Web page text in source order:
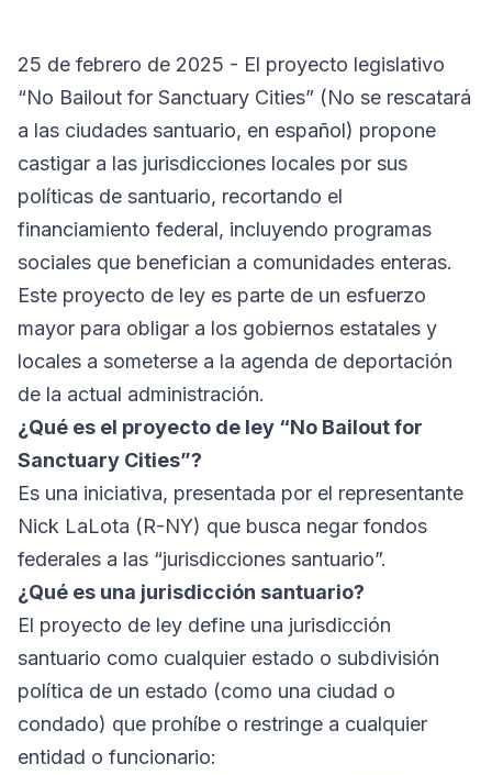
25 de febrero de 2025 - El proyecto legislativo
“No Bailout for Sanctuary Cities” (No se rescatará
a las ciudades santuario, en español) propone
castigar a las jurisdicciones locales por sus
políticas de santuario, recortando el
financiamiento federal, incluyendo programas
sociales que benefician a comunidades enteras.
Este proyecto de ley es parte de un esfuerzo
mayor para obligar a los gobiernos estatales y
locales a someterse a la agenda de deportación
de la actual administración.
¿Qué es el proyecto de ley “No Bailout for
Sanctuary Cities”?
Es una iniciativa, presentada por el representante
Nick LaLota (R-NY) que busca negar fondos
federales a las “jurisdicciones santuario”.
¿Qué es una jurisdicción santuario?
El proyecto de ley define una jurisdicción
santuario como cualquier estado o subdivisión
política de un estado (como una ciudad o
condado) que prohíbe o restringe a cualquier
entidad o funcionario: